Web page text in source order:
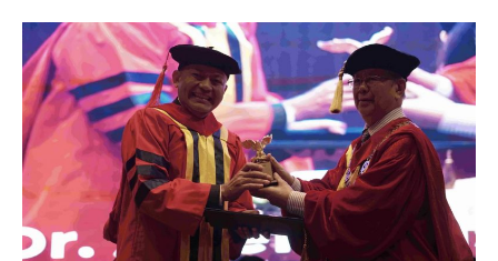
Dhirga
Erlangga